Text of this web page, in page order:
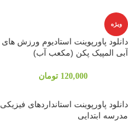
ویژه
دانلود پاورپوینت استادیوم ورزش های
آبی المپیک پکن (مکعب آب)
120,000 تومان
دانلود پاورپوینت استانداردهای فیزیکی
مدرسه ابتدایی